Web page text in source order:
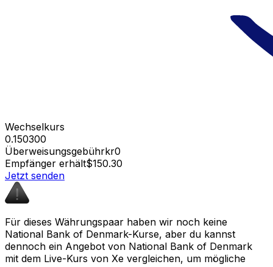
Wechselkurs
0.150300
Überweisungsgebührkr0
Empfänger erhält$150.30
Jetzt senden
Für dieses Währungspaar haben wir noch keine
National Bank of Denmark-Kurse, aber du kannst
dennoch ein Angebot von National Bank of Denmark
mit dem Live-Kurs von Xe vergleichen, um mögliche